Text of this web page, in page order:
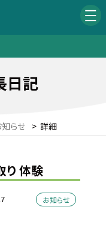
日記
知らせ > 詳細
体験
お知らせ